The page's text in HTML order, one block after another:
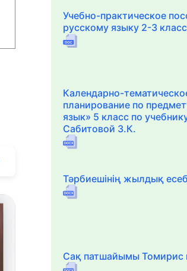
Учебно-практическое
русскому языку 2-3 класс
Календарно-
планирование по
язык» 5 класс по
Сабитовой З.К.
Тәрбиешінің жылдық
Сақ патшайымы